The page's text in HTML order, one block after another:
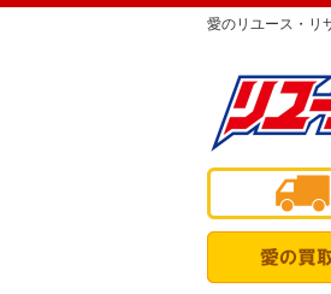
愛のリユース・リ